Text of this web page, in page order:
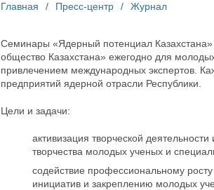
Главная / Пресс-центр / Журнал
Семинары «Ядерный потенциал
общество Казахстана» ежегодно для
привлечением международных экспертов.
предприятий ядерной отрасли Республики.
Цели и задачи:
активизация творческой
творчества молодых ученых и
содействие профессиональному
инициатив и закреплению молодых